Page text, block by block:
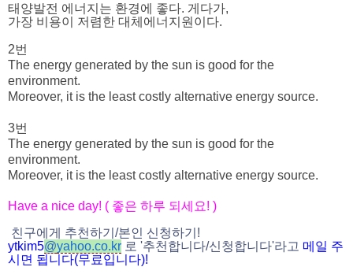
태양발전 에너지는 환경에 좋다. 게다가,
가장 비용이 저렴한 대체에너지원이다.
2번
The energy generated by the sun is good for the
environment.
Moreover, it is the least costly alternative energy source.
3번
The energy generated by the sun is good for the
environment.
Moreover, it is the least costly alternative energy source.
Have a nice day! ( 좋은 하루 되세요! )
친구에게 추천하기 /본인 신청하기 !
ytkim5@yahoo.co.kr 로 '추천합니다/신청합니다'라고 메일 주
시면 됩니다(무료입니다)!